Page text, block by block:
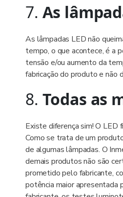
7. As
As lâmpadas LED não
tempo, o que acontece, é a
tensão e/ou aumento da
fabricação do produto e não
8. Todas as
Existe diferença sim! O LED
Como se trata de um
de algumas lâmpadas. O
demais produtos não são
prometido pelo fabricante,
potência maior apresentada